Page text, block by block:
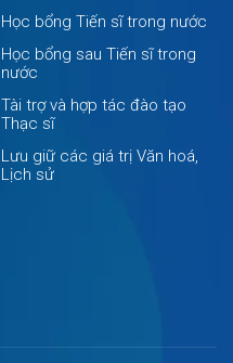
Học bổng Tiến sĩ trong nước
Học bổng sau Tiến sĩ trong
nước
Tài trợ và hợp tác đào tạo
Thạc sĩ
Lưu giữ các giá trị Văn hoá,
Lịch sử